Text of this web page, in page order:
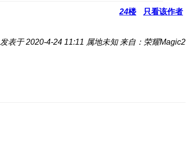
24楼 只看该作者
发表于 2020-4-24 11:11 属地未知 来自：荣耀Magic2